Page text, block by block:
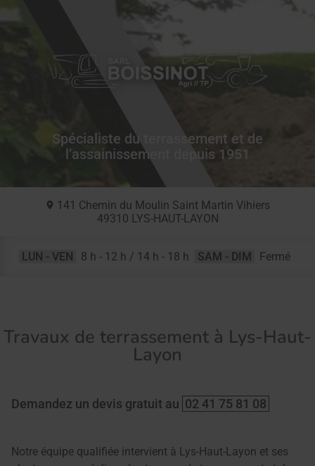
Spécialiste du terrassement et de
l’assainissement depuis 1951
141 Chemin du Moulin Saint Martin Vihiers
49310 LYS-HAUT-LAYON
LUN - VEN 8 h - 12 h / 14 h - 18 h SAM - DIM Fermé
Travaux de terrassement à Lys-Haut-
Layon
Demandez un devis gratuit au 02 41 75 81 08
Notre équipe qualifiée intervient à Lys-Haut-Layon et ses